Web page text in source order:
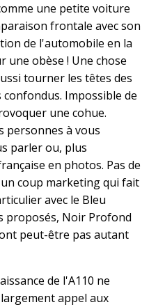
une petite voiture
frontale avec son
de l'automobile en la
une obèse ! Une chose
tourner les têtes des
Impossible de
une cohue.
personnes à vous
parler ou, plus
en photos. Pas de
coup marketing qui fait
avec le Bleu
proposés, Noir Profond
peut-être pas autant
de l'A110 ne
appel aux